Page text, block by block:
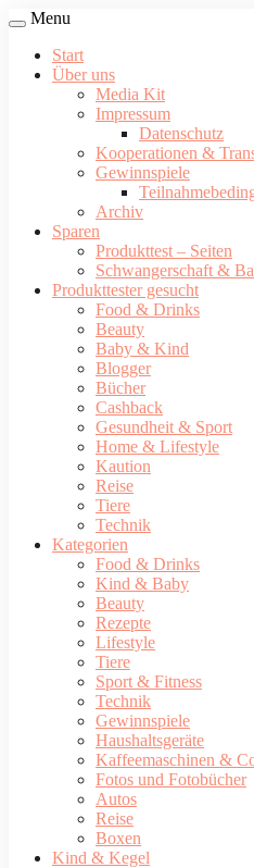
Menu
Start
Über uns
Media Kit
Impressum
Datenschutz
Kooperationen &
Gewinnspiele
Archiv
Sparen
Produkttest – Seiten
Schwangerschaft &
Produkttester gesucht
Food & Drinks
Beauty
Baby & Kind
Blogger
Bücher
Cashback
Gesundheit & Sport
Home & Lifestyle
Kaution
Reise
Tiere
Technik
Kategorien
Food & Drinks
Kind & Baby
Beauty
Rezepte
Lifestyle
Tiere
Sport & Fitness
Technik
Gewinnspiele
Haushaltsgeräte
Kaffeemaschinen &
Fotos und Fotobücher
Autos
Reise
Boxen
Kind & Kegel